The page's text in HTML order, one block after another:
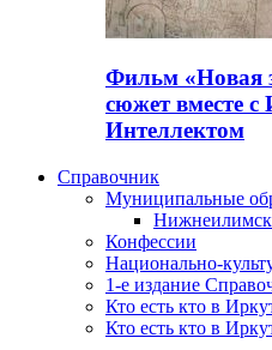
Фильм «Новая
сюжет вместе с
Интеллектом
Справочник
Муниципальные
Конфессии
Национально-
1-е издание
Кто есть кто в
Кто есть кто в